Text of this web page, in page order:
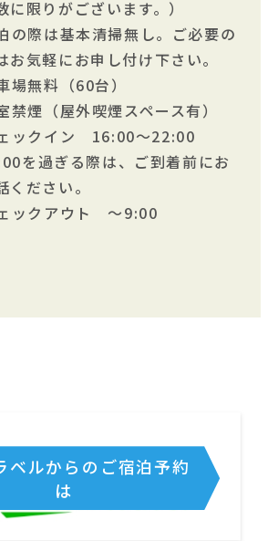
に限りがございます。）
の際は基本清掃無し。ご必要の
お気軽にお申し付け下さい。
場無料（60台）
禁煙（屋外喫煙スペース有）
ックイン 16:00～22:00
を過ぎる際は、ご到着前にお
ください。
ックアウト ～9:00
ベルからのご宿泊予約
は